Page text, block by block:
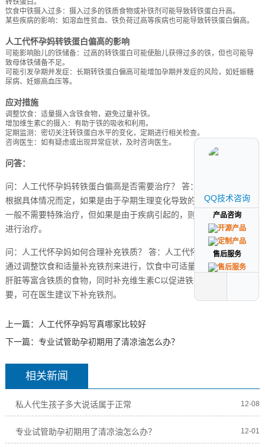
转铁蛋白。
饮食中铁摄入过多：摄入过多的铁质食物或补铁剂可能导致转铁蛋白升高。
某些疾病的影响：如溶血性贫血、铁负荷过高等疾病也可能导致转铁蛋白偏高。
人工代怀孕妈转铁蛋白偏高的影响
可能影响胎儿的铁储备：过高的转铁蛋白可能使胎儿获得过多的铁，但也可能导
致母体铁储备不足。
可能引发孕期并发症：长期转铁蛋白偏高可能增加孕期并发症的风险，如妊娠糖
尿病、妊娠高血压等。
应对措施
调整饮食：适量摄入含铁食物，避免过量补铁。
增加维生素C的摄入：有助于铁的吸收和利用。
定期监测：密切关注转铁蛋白水平的变化，定期进行相关检查。
咨询医生：如有疑虑或出现异常症状，及时咨询医生。
问答：
问：人工代怀孕妈转铁蛋白偏高是否需要治疗？ 答：是否需要治疗需
根据具体情况而定，如果是由于孕期生理变化导致的转铁蛋白偏高，
一般不需要特殊治疗，但如果是由于疾病引起的，则需要针对原发病
进行治疗。
问：人工代怀孕妈如何合理补充铁质？ 答：人工代怀孕妈补充铁质应
通过调整饮食和适量补充铁剂来进行，饮食中可适量摄入红肉、动物
肝脏等富含铁质的食物，同时补充维生素C以促进铁的吸收，如有需
要，可在医生建议下补充铁剂。
上一篇：
人工代怀孕妈写真哪家比较好
下一篇： 专业试管助孕初期用了清凉油怎么办？
相关新闻
私人代生孩子多大说话属于正常 12-08
专业试管助孕初期用了清凉油怎么办？ 12-01
QQ技术咨询
产品咨询
售后服务
QQ技术咨询
产品咨询
售后服务